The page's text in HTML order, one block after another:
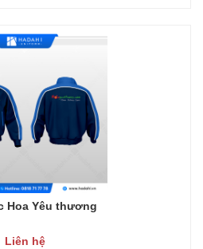
Hoa Yêu thương
Liên hệ